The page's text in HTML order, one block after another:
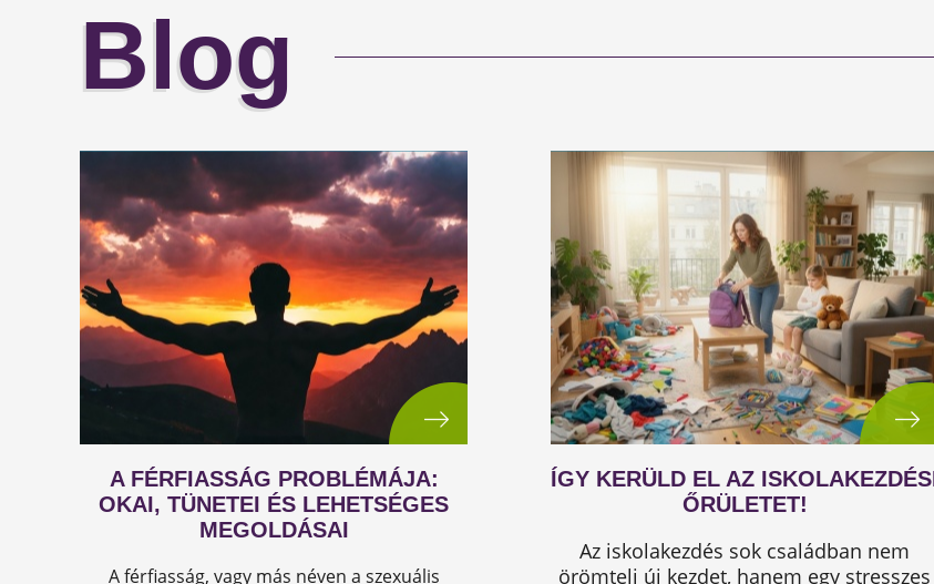
Blog
A FÉRFIASSÁG PROBLÉMÁJA:
OKAI, TÜNETEI ÉS LEHETSÉGES
MEGOLDÁSAI
A férfiasság, vagy más néven a szexuális
ÍGY KERÜLD EL AZ
ŐRÜLETET!
Az iskolakezdés sok családban nem
örömteli új kezdet, hanem egy stresszes